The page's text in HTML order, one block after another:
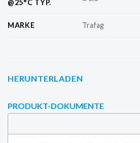
@25°C TYP.
MARKE Trafag
HERUNTERLADEN
PRODUKT-DOKUMENTE